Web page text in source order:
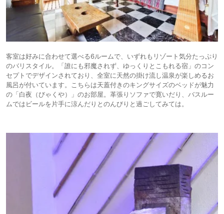
客室は好みに合わせて選べる6ルームで、いずれもリゾート気分たっぷり
のバリスタイル。「誰にも邪魔されず、ゆっくりとこもれる宿」のコン
セプトでデザインされており、全室に天然の掛け流し温泉が楽しめるお
風呂が付いています。こちらは天蓋付きのキングサイズのベッドが魅力
の「白夜（びゃくや）」のお部屋。革張りソファで寛いだり、バスルー
ムではビールを片手に涼んだりとのんびりと過ごしてみては。